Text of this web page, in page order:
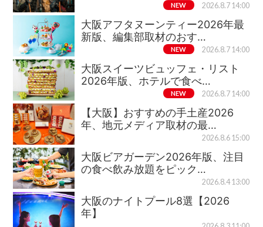
NEW 2026.8.7 14:00
大阪アフタヌーンティー2026年最
新版、編集部取材のおす…
NEW 2026.8.7 14:00
大阪スイーツビュッフェ・リスト
2026年版、ホテルで食べ…
NEW 2026.8.7 14:00
【大阪】おすすめの手土産2026
年、地元メディア取材の最…
2026.8.6 15:00
大阪ビアガーデン2026年版、注目
の食べ飲み放題をピック…
2026.8.4 13:00
大阪のナイトプール8選【2026
年】